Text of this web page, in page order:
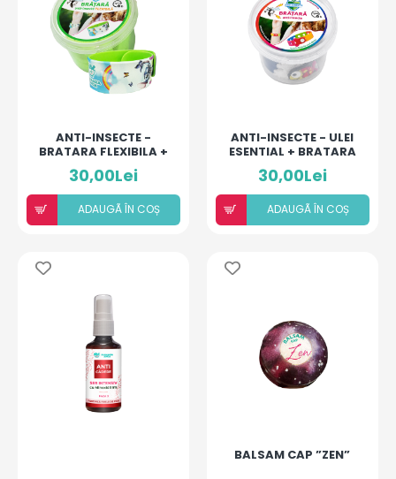
ANTI-INSECTE -
BRATARA FLEXIBILA +
ULEI ESENȚIAL
30,00Lei
ADAUGÃ ÎN COȘ
ANTI-INSECTE - ULEI
ESENTIAL + BRATARA
30,00Lei
ADAUGÃ ÎN COȘ
BALSAM CAP ”ZEN”